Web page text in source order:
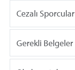
Cezalı Sporcular
Gerekli Belgeler